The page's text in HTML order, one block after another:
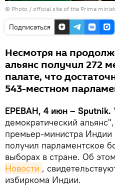
© Photo / official site of the Prime
Подписаться
Несмотря на
альянс получил 272
палате, что
543-местном
ЕРЕВАН, 4 июн – Sputnik.
демократический
премьер-министра
получил парламентское
выборах в стране. Об
Новости ,
избиркома Индии.